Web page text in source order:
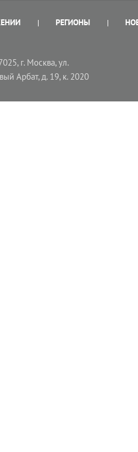
РЕГИОНЫ
г. Москва, ул.
Арбат, д. 19, к. 2020